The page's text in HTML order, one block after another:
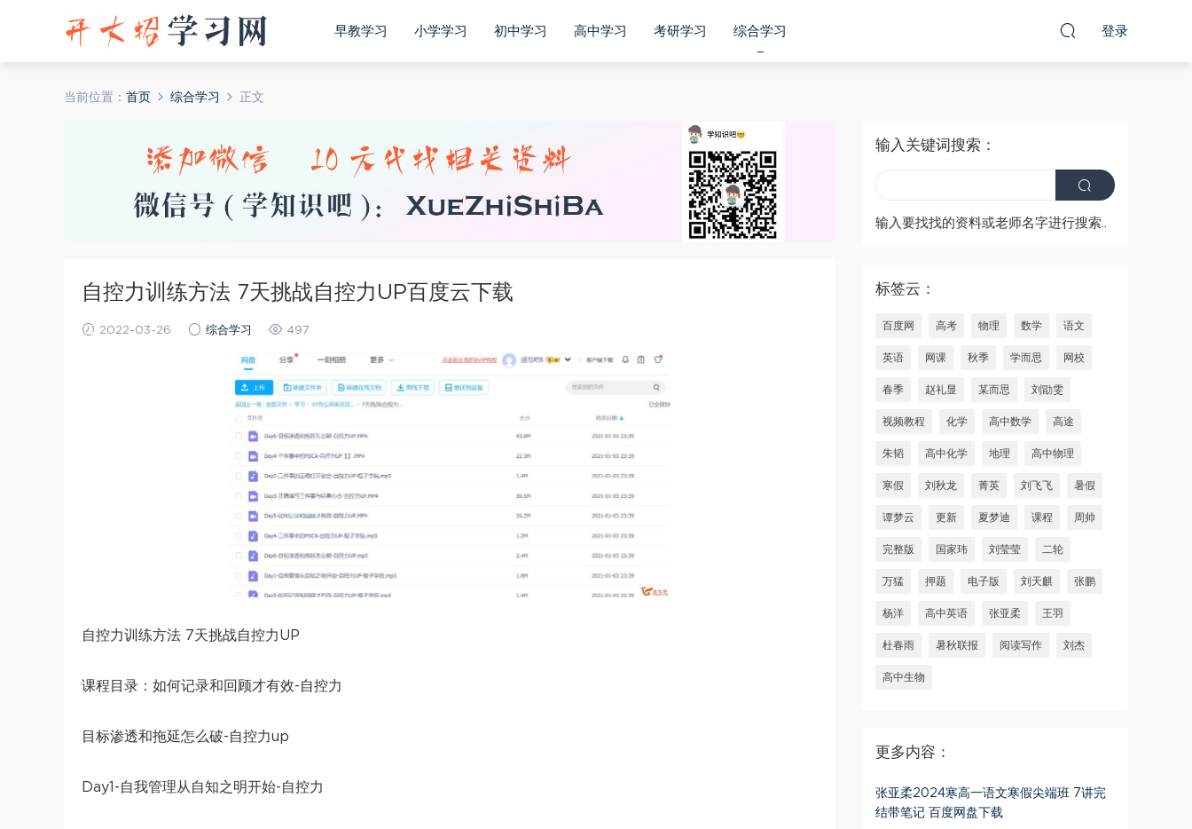
早教学习 小学学习 初中学习 高中学习 考研学习 综合学习 登录
当前位置： 首页 综合学习 正文
自控力训练方法 7天挑战自控力UP百度云下载
2022-03-26 综合学习 497
自控力训练方法 7天挑战自控力UP
课程目录：如何记录和回顾才有效-自控力
目标渗透和拖延怎么破-自控力up
Day1-自我管理从自知之明开始-自控力
输入关键词搜索：
输入要找找的资料或老师名字进行搜索..
标签云：
百度网 高考 物理 数学 语文
英语 网课 秋季 学而思 网校
春季 赵礼显 某而思 刘勖雯
视频教程 化学 高中数学 高途
朱韬 高中化学 地理 高中物理
寒假 刘秋龙 菁英 刘飞飞 暑假
谭梦云 更新 夏梦迪 课程 周帅
完整版 国家玮 刘莹莹 二轮
万猛 押题 电子版 刘天麒 张鹏
杨洋 高中英语 张亚柔 王羽
杜春雨 暑秋联报 阅读写作 刘杰
高中生物
更多内容：
张亚柔2024寒高一语文寒假尖端班 7讲完
结带笔记 百度网盘下载